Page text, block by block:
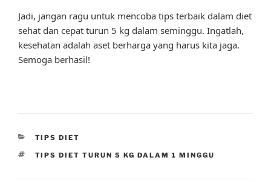
Jadi, jangan ragu untuk mencoba tips terbaik dalam diet
sehat dan cepat turun 5 kg dalam seminggu. Ingatlah,
kesehatan adalah aset berharga yang harus kita jaga.
Semoga berhasil!
CATEGORIES
TIPS DIET
TAGS
TIPS DIET TURUN 5 KG DALAM 1 MINGGU